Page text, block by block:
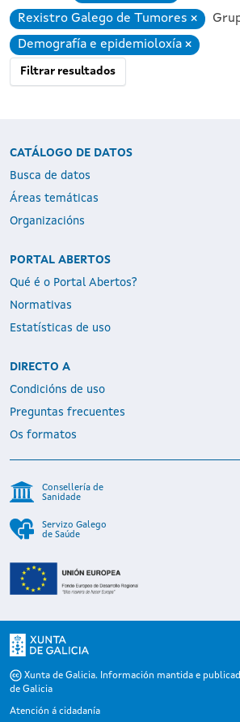
Rexistro Galego de Tumores Eliminar
Demografía e epidemioloxía
Eliminar
Filtrar resultados
CATÁLOGO DE DATOS
Busca de datos
Áreas temáticas
Organizacións
PORTAL ABERTOS
Qué é o Portal Abertos?
Normativas
Estatísticas de uso
DIRECTO A
Condicións de uso
Preguntas frecuentes
Os formatos
Consellería de
Sanidade
Servizo Galego
de Saúde
Xunta de Galicia. Información mantida e
de Galicia
Atención á cidadanía